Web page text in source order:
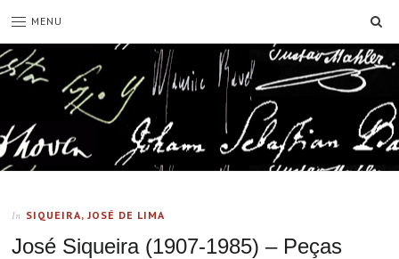
MENU
In SIQUEIRA, JOSÉ DE LIMA
José Siqueira (1907-1985) – Peças